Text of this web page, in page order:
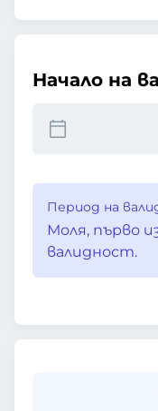
Начало на
Период на
Моля, първо
валидност.